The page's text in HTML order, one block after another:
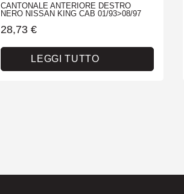
CANTONALE ANTERIORE DESTRO
NERO NISSAN KING CAB 01/93>08/97
28,73 €
LEGGI TUTTO